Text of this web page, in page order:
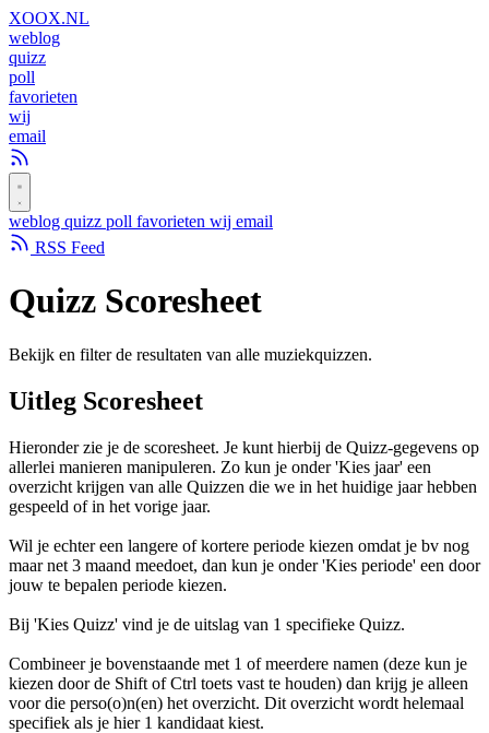
XOOX.NL
weblog
quizz
poll
favorieten
wij
email
weblog quizz poll favorieten wij email
RSS Feed
Quizz Scoresheet
Bekijk en filter de resultaten van alle muziekquizzen.
Uitleg Scoresheet
Hieronder zie je de scoresheet. Je kunt hierbij de Quizz-gegevens op
allerlei manieren manipuleren. Zo kun je onder 'Kies jaar' een
overzicht krijgen van alle Quizzen die we in het huidige jaar hebben
gespeeld of in het vorige jaar.
Wil je echter een langere of kortere periode kiezen omdat je bv nog
maar net 3 maand meedoet, dan kun je onder 'Kies periode' een door
jouw te bepalen periode kiezen.
Bij 'Kies Quizz' vind je de uitslag van 1 specifieke Quizz.
Combineer je bovenstaande met 1 of meerdere namen (deze kun je
kiezen door de Shift of Ctrl toets vast te houden) dan krijg je alleen
voor die perso(o)n(en) het overzicht. Dit overzicht wordt helemaal
specifiek als je hier 1 kandidaat kiest.